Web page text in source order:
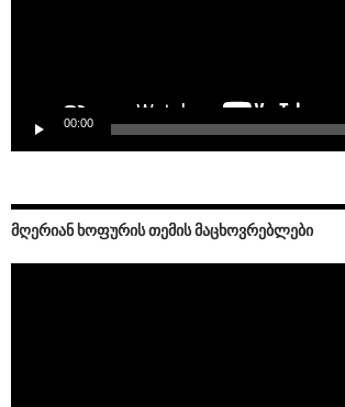
00:00
ᲛᲦᲔᲠᲘᲐᲜ ᲮᲝᲤᲣᲠᲘᲡ ᲗᲔᲛᲘᲡ ᲛᲐᲪᲮᲝᲕᲠᲔᲑᲚᲔᲑᲘ